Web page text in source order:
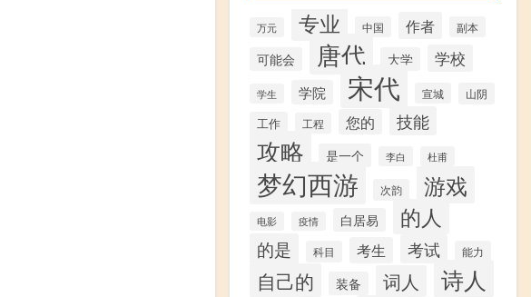
万元 专业 中国 作者 副本
可能会 唐代 大学 学校
学生 学院 宋代 宣城 山阴
工作 工程 您的 技能
攻略 是一个 李白 杜甫
梦幻西游 次韵 游戏
电影 疫情 白居易 的人
的是 科目 考生 考试 能力
自己的 装备 词人 诗人